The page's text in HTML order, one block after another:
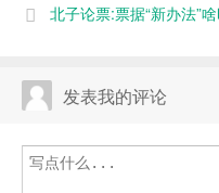
北子论票:票据“新办法”
发表我的评论